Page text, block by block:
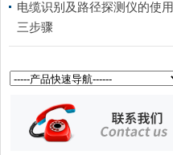
电缆识别及路径探测仪的使用
三步骤